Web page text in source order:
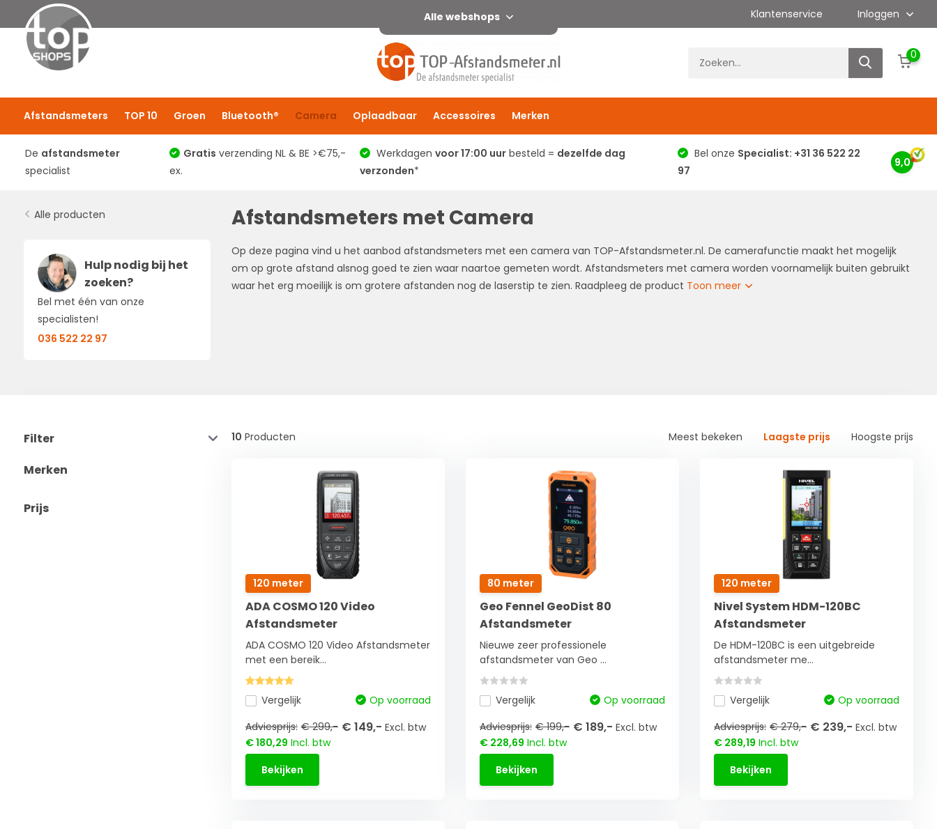
Alle webshops Klantenservice Inloggen
0
Afstandsmeters TOP 10 Groen Bluetooth® Camera Oplaadbaar Accessoires Merken
De afstandsmeter
specialist
Gratis verzending NL & BE >€75,-
ex.
Werkdagenvoor 17:00 uur besteld = dezelfde dag
verzonden*
Bel onze Specialist: +31 36 522 22
97
9,0
Alle producten
Hulp nodig bij het
zoeken?
Bel met één van onze
specialisten!
036 522 22 97
Afstandsmeters met Camera
Op deze pagina vind u het aanbod afstandsmeters met een camera van TOP-Afstandsmeter.nl. De camerafunctie maakt het mogelijk
om op grote afstand alsnog goed te zien waar naartoe gemeten wordt. Afstandsmeters met camera worden voornamelijk buiten gebruikt
waar het erg moeilijk is om grotere afstanden nog de laserstip te zien. Raadpleeg de product Toon meer
Filter
Merken
Prijs
10 Producten Meest bekeken Laagste prijs Hoogste prijs
120 meter
ADA COSMO 120 Video
Afstandsmeter
ADA COSMO 120 Video Afstandsmeter
met een bereik...
Vergelijk
Op voorraad
Adviesprijs: € 299,- € 149,- Excl. btw
€ 180,29 Incl. btw
Bekijken
80 meter
Geo Fennel GeoDist 80
Afstandsmeter
Nieuwe zeer professionele
afstandsmeter van Geo ...
Vergelijk
Op voorraad
Adviesprijs: € 199,- € 189,- Excl. btw
€ 228,69 Incl. btw
Bekijken
120 meter
Nivel System HDM-120BC
Afstandsmeter
De HDM-120BC is een uitgebreide
afstandsmeter me...
Vergelijk
Op voorraad
Adviesprijs: € 279,- € 239,-Excl. btw
€ 289,19 Incl. btw
Bekijken